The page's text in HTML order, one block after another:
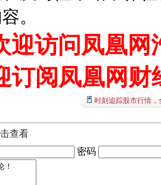
。
迎访问凤凰网
订阅凤凰网财
时刻追踪股市行情
查看
密码